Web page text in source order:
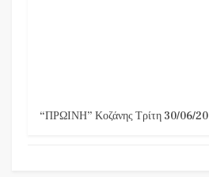
“ΠΡΩΙΝΗ” Κοζάνης Τρίτη 30/06/20